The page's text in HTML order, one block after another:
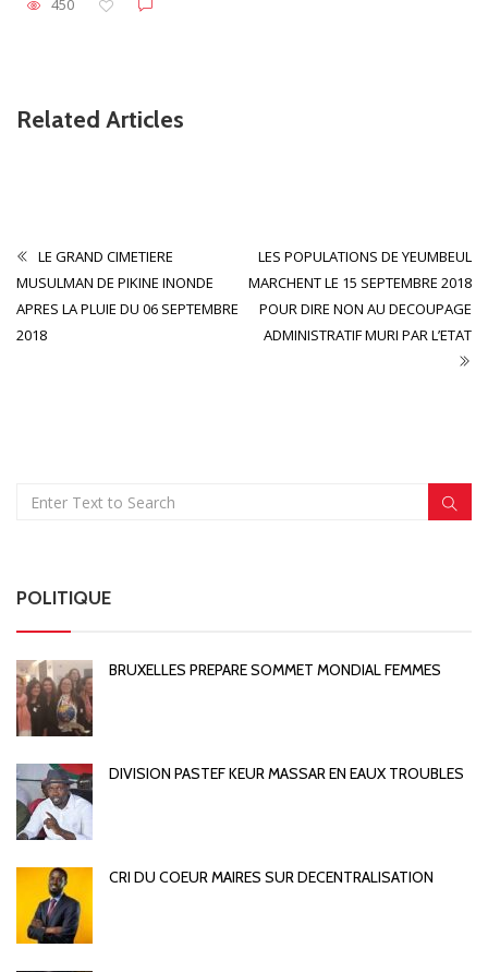
450
Related Articles
Non classé
LE GRAND CIMETIERE
MUSULMAN DE PIKINE INONDE
APRES LA PLUIE DU 06 SEPTEMBRE
2018
LES POPULATIONS DE YEUMBEUL
MARCHENT LE 15 SEPTEMBRE 2018
POUR DIRE NON AU DECOUPAGE
ADMINISTRATIF MURI PAR L’ETAT
POLITIQUE
BRUXELLES PREPARE SOMMET MONDIAL FEMMES
DIVISION PASTEF KEUR MASSAR EN EAUX TROUBLES
CRI DU COEUR MAIRES SUR DECENTRALISATION